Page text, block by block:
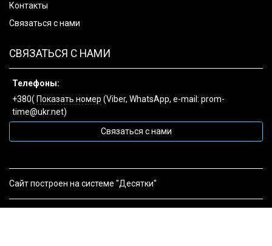
Контакты
Связаться с нами
СВЯЗАТЬСЯ С НАМИ
Телефоны:
+380( Показать номер (Viber, WhatsApp, e-mail: prom-
time@ukr.net)
Связаться с нами
Сайт построен на системе "Десятки"